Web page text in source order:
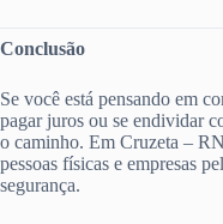
Conclusão
Se você está pensando em
pagar juros ou se endividar
o caminho. Em Cruzeta –
pessoas físicas e empresas
segurança.